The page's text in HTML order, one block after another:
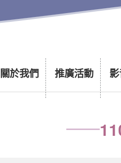
關於我們 推廣活動